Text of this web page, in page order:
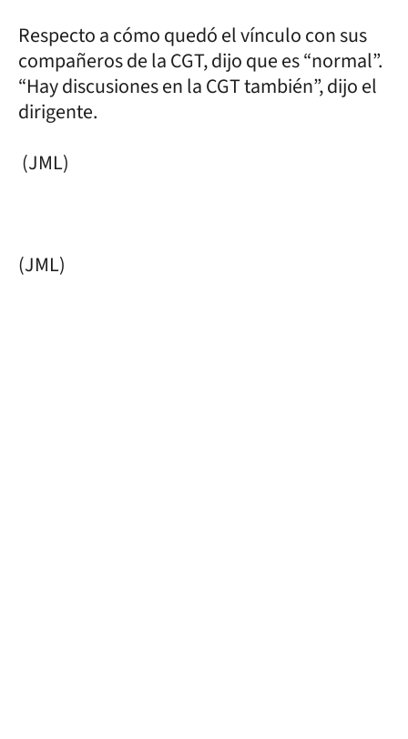
Respecto a cómo quedó el vínculo con sus
compañeros de la CGT, dijo que es “normal”.
“Hay discusiones en la CGT también”, dijo el
dirigente.
(JML)
(JML)